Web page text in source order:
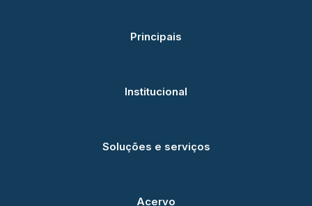
Principais
Institucional
Soluções e serviços
Acervo